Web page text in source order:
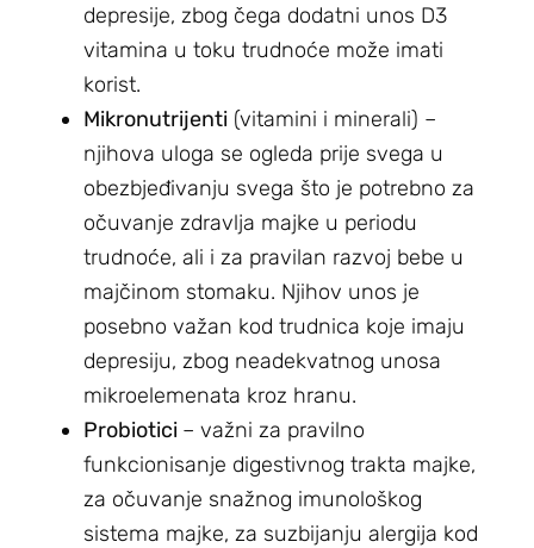
depresije, zbog čega dodatni unos D3
vitamina u toku trudnoće može imati
korist.
Mikronutrijenti (vitamini i minerali) –
njihova uloga se ogleda prije svega u
obezbjeđivanju svega što je potrebno za
očuvanje zdravlja majke u periodu
trudnoće, ali i za pravilan razvoj bebe u
majčinom stomaku. Njihov unos je
posebno važan kod trudnica koje imaju
depresiju, zbog neadekvatnog unosa
mikroelemenata kroz hranu.
Probiotici – važni za pravilno
funkcionisanje digestivnog trakta majke,
za očuvanje snažnog imunološkog
sistema majke, za suzbijanju alergija kod